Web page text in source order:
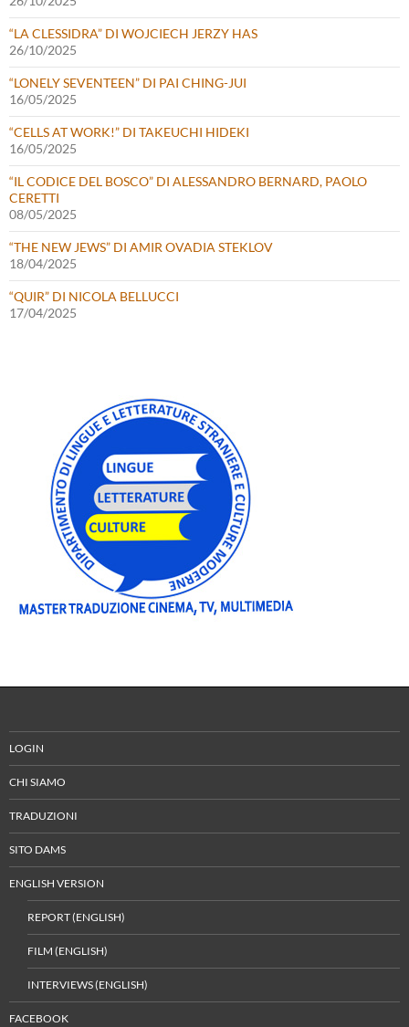
“LA CLESSIDRA” DI WOJCIECH JERZY HAS
26/10/2025
“LONELY SEVENTEEN” DI PAI CHING-JUI
16/05/2025
“CELLS AT WORK!” DI TAKEUCHI HIDEKI
16/05/2025
“IL CODICE DEL BOSCO” DI ALESSANDRO BERNARD, PAOLO
CERETTI
08/05/2025
“THE NEW JEWS” DI AMIR OVADIA STEKLOV
18/04/2025
“QUIR” DI NICOLA BELLUCCI
17/04/2025
LOGIN
CHI SIAMO
TRADUZIONI
SITO DAMS
ENGLISH VERSION
REPORT (ENGLISH)
FILM (ENGLISH)
INTERVIEWS (ENGLISH)
FACEBOOK